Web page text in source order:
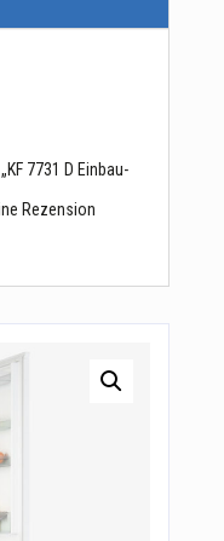
7731 D Einbau-
Rezension